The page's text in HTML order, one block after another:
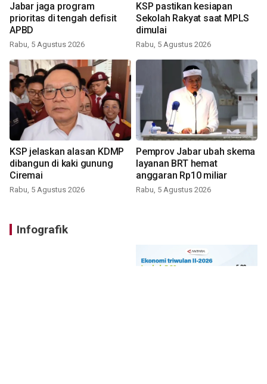
Jabar jaga program
prioritas di tengah defisit
APBD
Rabu, 5 Agustus 2026
KSP pastikan kesiapan
Sekolah Rakyat saat MPLS
dimulai
Rabu, 5 Agustus 2026
KSP jelaskan alasan KDMP
dibangun di kaki gunung
Ciremai
Rabu, 5 Agustus 2026
Pemprov Jabar ubah skema
layanan BRT hemat
anggaran Rp10 miliar
Rabu, 5 Agustus 2026
Infografik